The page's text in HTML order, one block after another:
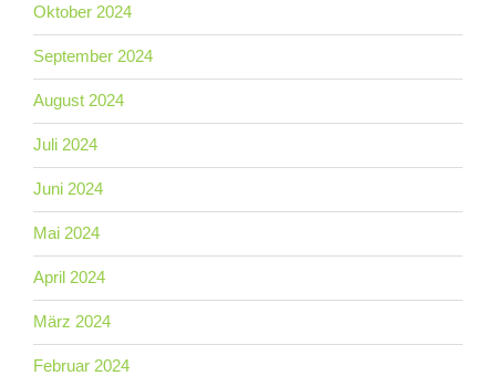
Oktober 2024
September 2024
August 2024
Juli 2024
Juni 2024
Mai 2024
April 2024
März 2024
Februar 2024